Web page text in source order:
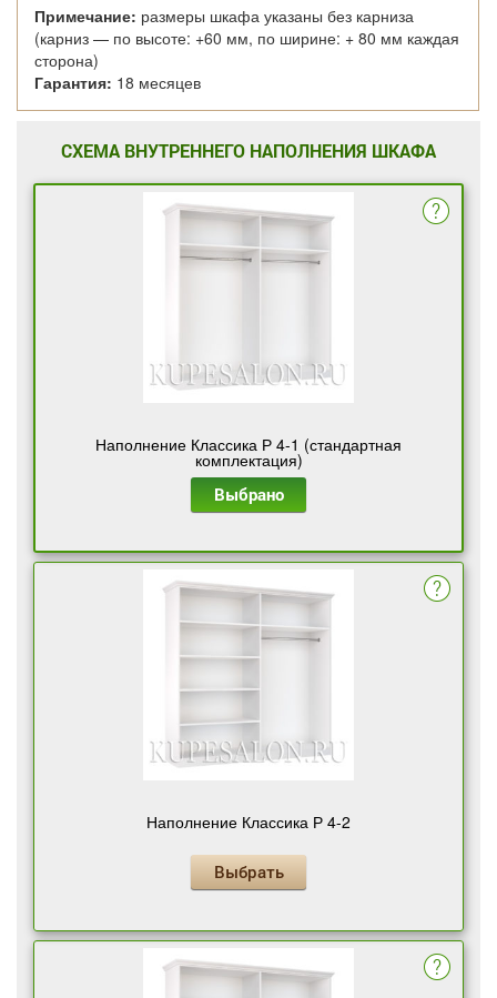
Примечание: размеры шкафа указаны без карниза
(карниз — по высоте: +60 мм, по ширине: + 80 мм каждая
сторона)
Гарантия: 18 месяцев
СХЕМА ВНУТРЕННЕГО НАПОЛНЕНИЯ ШКАФА
Наполнение Классика Р 4-1 (стандартная
комплектация)
Выбрано
Наполнение Классика Р 4-2
Выбрать